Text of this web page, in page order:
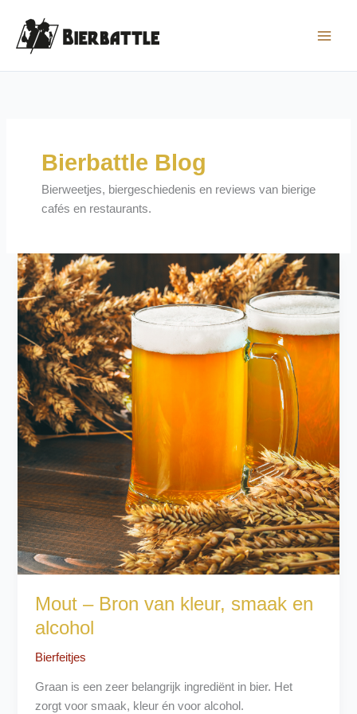
naar
Bierbattle Blog
Bierweetjes, biergeschiedenis en reviews van bierige
cafés en restaurants.
Mout – Bron van kleur, smaak en
alcohol
Bierfeitjes
Graan is een zeer belangrijk ingrediënt in bier. Het
zorgt voor smaak, kleur én voor alcohol.